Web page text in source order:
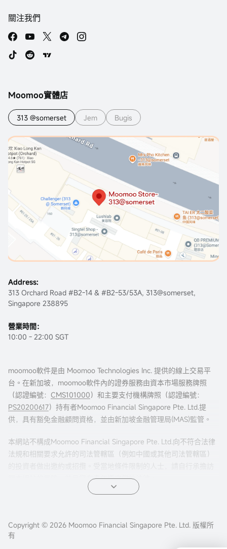
關注我們
Moomoo實體店
313 @somerset Jem Bugis
Address:
313 Orchard Road #B2-14 & #B2-53/53A, 313@somerset,
Singapore 238895
營業時間：
10:00 - 22:00 SGT
moomoo軟件是由 Moomoo Technologies Inc. 提供的線上交易平
台。在新加坡，moomoo軟件內的證券服務由資本市場服務牌照
（認證編號： CMS101000）和主要支付機構牌照（認證編號：
PS20200617）持有者Moomoo Financial Singapore Pte. Ltd.提
供，具有豁免金融顧問資格，並由新加坡金融管理局(MAS)監管。
本網站不構成Moomoo Financial Singapore Pte. Ltd.向不符合法律
法規和相關要求允許的司法管轄區（例如中國或其他司法管轄區）
問本網站的風險，並且您有責任遵守當地法律。
公司地址：新加坡濱海灣金融中心二座#31-01 moomoo證
Copyright © 2026 Moomoo Financial Singapore Pte. Ltd. 版權所
有